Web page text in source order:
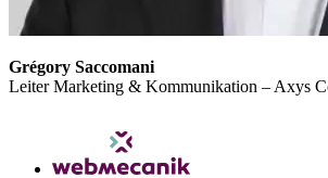
Grégory Saccomani
Leiter Marketing & Kommunikation – Axys